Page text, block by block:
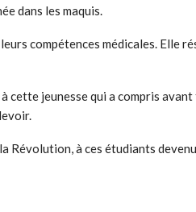
dans les maquis.
compétences médicales.
cette jeunesse qui a compris
Révolution, à ces étudiants